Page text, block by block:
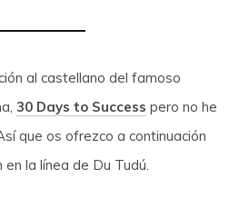
al castellano del famoso
30 Days to Success pero no he
que os ofrezco a continuación
la línea de Du Tudú.